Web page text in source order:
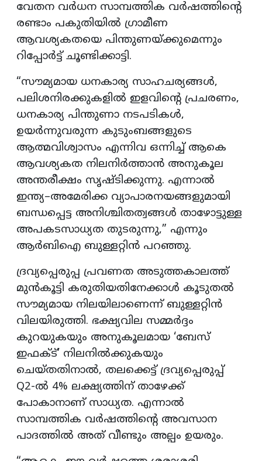
വേതന വർധന സാമ്പത്തിക വർഷത്തിന്റെ
രണ്ടാം പകുതിയിൽ ഗ്രാമീണ
ആവശ്യകതയെ പിന്തുണയ്ക്കുമെന്നും
റിപ്പോർട്ട് ചൂണ്ടിക്കാട്ടി.
“സൗമ്യമായ ധനകാര്യ സാഹചര്യങ്ങൾ,
പലിശനിരക്കുകളിൽ ഇളവിന്റെ പ്രചരണം,
ധനകാര്യ പിന്തുണാ നടപടികൾ,
ഉയർന്നുവരുന്ന കുടുംബങ്ങളുടെ
ആത്മവിശ്വാസം എന്നിവ ഒന്നിച്ച് ആകെ
ആവശ്യകത നിലനിർത്താൻ അനുകൂല
അന്തരീക്ഷം സൃഷ്ടിക്കുന്നു. എന്നാൽ
ഇന്ത്യ–അമേരിക്ക വ്യാപാരനയങ്ങളുമായി
ബന്ധപ്പെട്ട അനിശ്ചിതത്വങ്ങൾ താഴോട്ടുള്ള
അപകടസാധ്യത തുടരുന്നു,” എന്നും
ആർബിഐ ബുള്ളറ്റിൻ പറഞ്ഞു.
ദ്രവ്യപ്പെരുപ്പ പ്രവണത അടുത്തകാലത്ത്
മുൻകൂട്ടി കരുതിയതിനേക്കാൾ കൂടുതൽ
സൗമ്യമായ നിലയിലാണെന്ന് ബുള്ളറ്റിൻ
വിലയിരുത്തി. ഭക്ഷ്യവില സമ്മർദ്ദം
കുറയുകയും അനുകൂലമായ ‘ബേസ്
ഇഫക്ട്’ നിലനിൽക്കുകയും
ചെയ്തതിനാൽ, തലക്കെട്ട് ദ്രവ്യപ്പെരുപ്പ്
Q2-ൽ 4% ലക്ഷ്യത്തിന് താഴേക്ക്
പോകാനാണ് സാധ്യത. എന്നാൽ
സാമ്പത്തിക വർഷത്തിന്റെ അവസാന
പാദത്തിൽ അത് വീണ്ടും അല്പം ഉയരും.